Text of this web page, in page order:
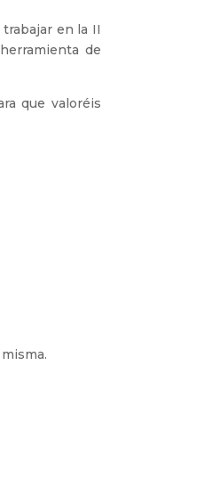
en la II
de
que valoréis